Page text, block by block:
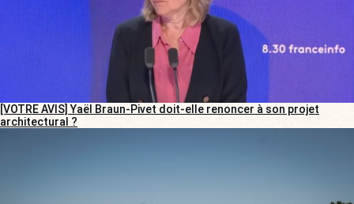
[VOTRE AVIS] Yaël Braun-Pivet doit-elle renoncer à son projet
architectural ?